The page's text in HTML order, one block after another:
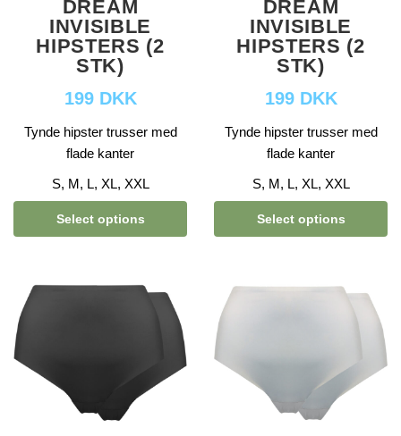
DREAM
INVISIBLE
HIPSTERS (2
STK)
199 DKK
Tynde hipster trusser med
flade kanter
S, M, L, XL, XXL
Select options
DREAM
INVISIBLE
HIPSTERS (2
STK)
199 DKK
Tynde hipster trusser med
flade kanter
S, M, L, XL, XXL
Select options